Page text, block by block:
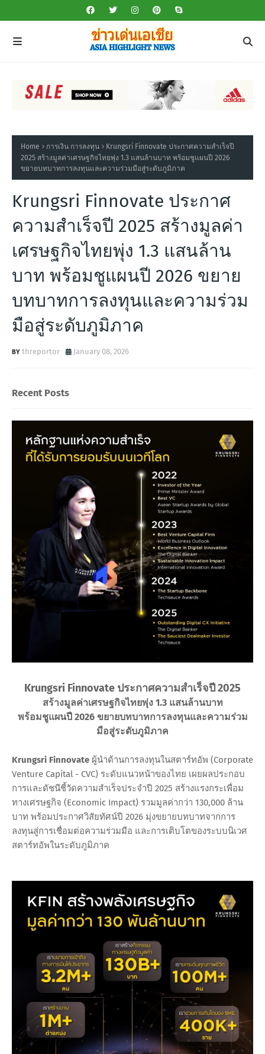
Home การเงิน การลงทุน
Krungsri Finnovate ประกาศความสำเร็จปี
2025 สร้างมูลค่าเศรษฐกิจไทยพุ่ง 1.3 แสนล้านบาท พร้อมชูแผนปี 2026
ขยายบทบาทการลงทุนและความร่วมมือสู่ระดับภูมิภาค
Krungsri Finnovate ประกาศ
ความสำเร็จปี 2025 สร้างมูลค่า
เศรษฐกิจไทยพุ่ง 1.3 แสนล้าน
บาท พร้อมชูแผนปี 2026 ขยาย
บทบาทการลงทุนและความร่วม
มือสู่ระดับภูมิภาค
threportor January 08, 2026
Recent Posts
Krungsri Finnovate ประกาศความสำเร็จปี 2025
สร้างมูลค่าเศรษฐกิจไทยพุ่ง 1.3 แสนล้านบาท
พร้อมชูแผนปี 2026 ขยายบทบาทการลงทุนและความร่วม
มือสู่ระดับภูมิภาค
Krungsri Finnovate ผู้นำด้านการลงทุนในสตาร์ทอัพ (Corporate
Venture Capital - CVC) ระดับแนวหน้าของไทย เผยผลประกอบ
การและดัชนีชี้วัดความสำเร็จประจำปี 2025 สร้างแรงกระเพื่อม
ทางเศรษฐกิจ (Economic Impact) รวมมูลค่ากว่า 130,000 ล้าน
บาท พร้อมประกาศวิสัยทัศน์ปี 2026 มุ่งขยายบทบาทจากการ
ลงทุนสู่การเชื่อมต่อความร่วมมือ และการเติบโตของระบบนิเวศ
สตาร์ทอัพในระดับภูมิภาค